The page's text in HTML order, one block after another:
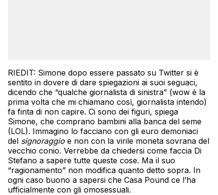
RIEDIT: Simone dopo essere passato su Twitter si è
sentito in dovere di dare spiegazioni ai suoi seguaci,
dicendo che “qualche giornalista di sinistra” (wow è la
prima volta che mi chiamano così, giornalista intendo)
fa finta di non capire. Ci sono dei figuri, spiega
Simone, che comprano bambini alla banca del seme
(LOL). Immagino lo facciano con gli euro demoniaci
del signoraggio e non con la virile moneta sovrana del
vecchio conio. Verrebbe da chiedersi come faccia Di
Stefano a sapere tutte queste cose. Ma il suo
“ragionamento” non modifica quanto detto sopra. In
ogni caso buono a sapersi che Casa Pound ce l’ha
ufficialmente con gli omosessuali.